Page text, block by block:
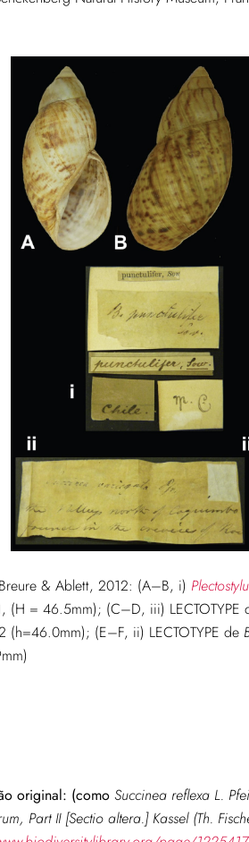
& Ablett, 2012: (A–B, i)
(H = 46.5mm); (C–D, iii) LECTOTYPE
(h=46.0mm); (E–F, ii) LECTOTYPE de
original: (comoSuccinea reflexa L.
Part II [Sectio altera.] Kassel (Th.